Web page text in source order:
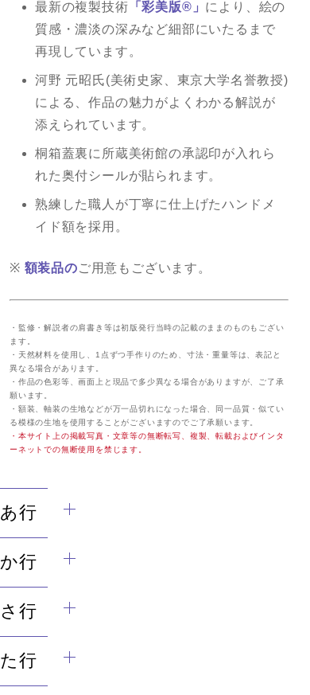
最新の複製技術 「彩美版®」 により、絵の
質感・濃淡の深みなど細部にいたるまで
再現しています。
河野 元昭氏(美術史家、東京大学名誉教授)
による、作品の魅力がよくわかる解説が
添えられています。
桐箱蓋裏に所蔵美術館の承認印が入れら
れた奥付シールが貼られます。
熟練した職人が丁寧に仕上げたハンドメ
イド額を採用。
※ 額装品のご用意もございます。
・監修・解説者の肩書き等は初版発行当時の記載のままのものもござい
ます。
・天然材料を使用し、1点ずつ手作りのため、寸法・重量等は、表記と
異なる場合があります。
・作品の色彩等、画面上と現品で多少異なる場合がありますが、ご了承
願います。
・額装、軸装の生地などが万一品切れになった場合、同一品質・似てい
る模様の生地を使用することがございますのでご了承願います。
・本サイト上の掲載写真・文章等の無断転写、複製、転載およびインタ
ーネットでの無断使用を禁じます。
あ行
か行
さ行
た行